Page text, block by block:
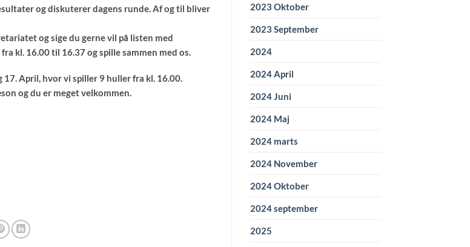
og diskuterer dagens runde. Af og til bliver
og sige du gerne vil på listen med
kl. 16.00 til 16.37 og spille sammen med os.
April, hvor vi spiller 9 huller fra kl. 16.00.
og du er meget velkommen.
2023 Oktober
2023 September
2024
2024 April
2024 Juni
2024 Maj
2024 marts
2024 November
2024 Oktober
2024 september
2025